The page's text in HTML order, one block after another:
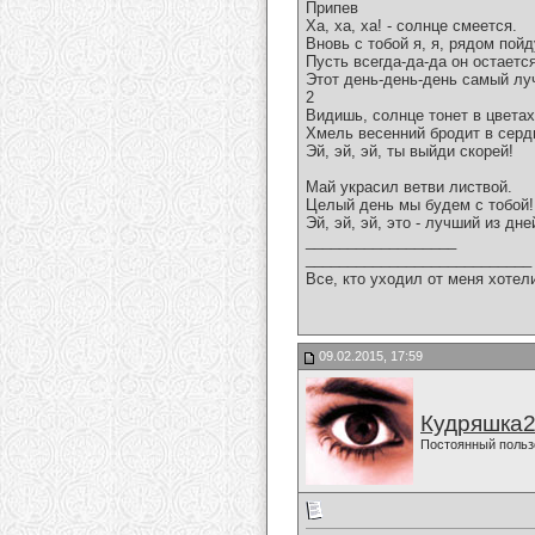
Припев
Ха, ха, ха! - солнце смеется.
Вновь с тобой я, я, рядом
Пусть всегда-да-да он
Этот день-день-день самый
2
Видишь, солнце тонет в
Хмель весенний бродит в
Эй, эй, эй, ты выйди скорей!
Май украсил ветви листвой.
Целый день мы будем с тобой!
Эй, эй, эй, это - лучший из
Все, кто уходил от меня
09.02.2015, 17:59
Постоянный